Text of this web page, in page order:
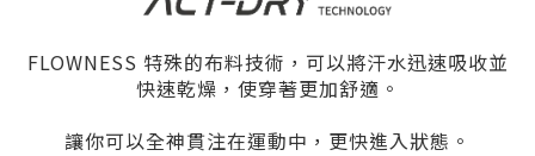
FLOWNESS 特殊的布料技術，可以將汗水迅速吸收並
快速乾燥，使穿著更加舒適。
讓你可以全神貫注在運動中，更快進入狀態。